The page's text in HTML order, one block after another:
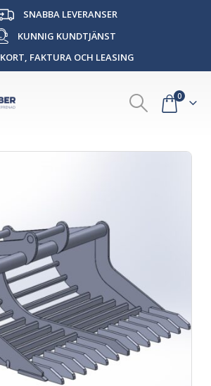
SNABBA LEVERANSER
KUNNIG KUNDTJÄNST
KORT, FAKTURA OCH LEASING
0